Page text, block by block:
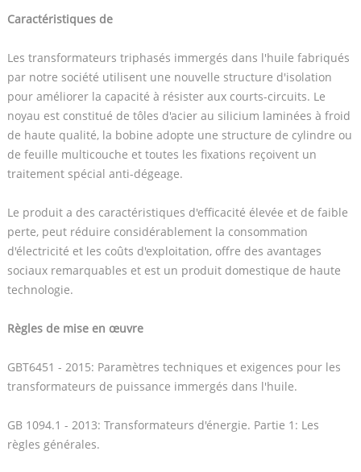
Caractéristiques de
Les transformateurs triphasés immergés dans l'huile fabriqués
par notre société utilisent une nouvelle structure d'isolation
pour améliorer la capacité à résister aux courts-circuits. Le
noyau est constitué de tôles d'acier au silicium laminées à froid
de haute qualité, la bobine adopte une structure de cylindre ou
de feuille multicouche et toutes les fixations reçoivent un
traitement spécial anti-dégeage.
Le produit a des caractéristiques d'efficacité élevée et de faible
perte, peut réduire considérablement la consommation
d'électricité et les coûts d'exploitation, offre des avantages
sociaux remarquables et est un produit domestique de haute
technologie.
Règles de mise en œuvre
GBT6451 - 2015: Paramètres techniques et exigences pour les
transformateurs de puissance immergés dans l'huile.
GB 1094.1 - 2013: Transformateurs d'énergie. Partie 1: Les
règles générales.